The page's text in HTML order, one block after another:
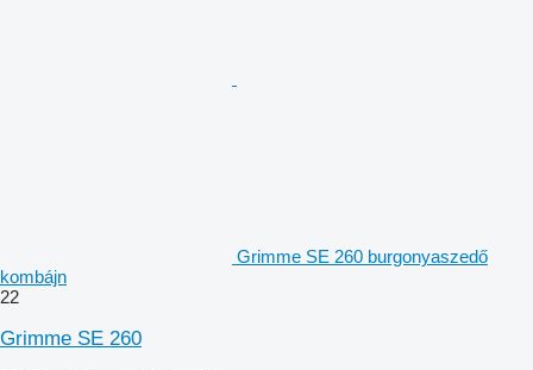
Grimme SE 260 burgonyaszedő
kombájn
22
Grimme SE 260